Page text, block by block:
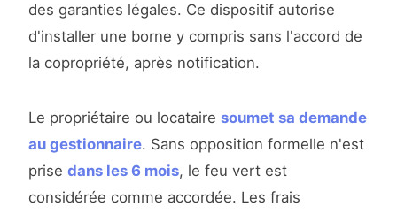
des garanties légales. Ce dispositif autorise
d'installer une borne y compris sans l'accord de
la copropriété, après notification.
Le propriétaire ou locataire soumet sa demande
au gestionnaire. Sans opposition formelle n'est
prise dans les 6 mois, le feu vert est
considérée comme accordée. Les frais